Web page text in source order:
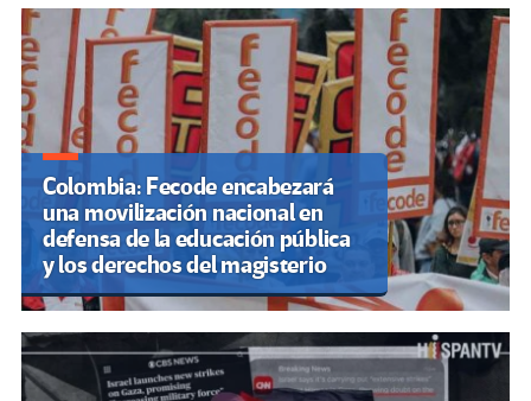
Colombia: Fecode encabezará
una movilización nacional en
defensa de la educación pública
y los derechos del magisterio